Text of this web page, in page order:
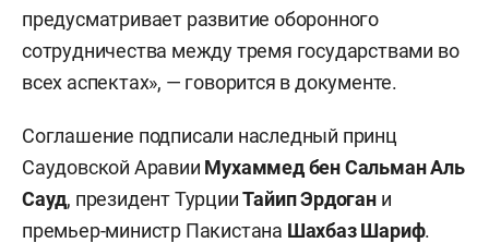
предусматривает развитие оборонного
сотрудничества между тремя государствами во
всех аспектах», — говорится в документе.
Соглашение подписали наследный принц
Саудовской Аравии Мухаммед бен Сальман Аль
Сауд, президент ТурцииТайип Эрдогани
премьер-министр Пакистана Шахбаз Шариф.